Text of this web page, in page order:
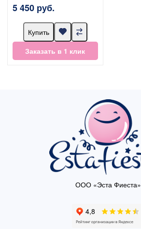
5 450 руб.
Купить
Заказать в 1 клик
ООО «Эста Фиеста»